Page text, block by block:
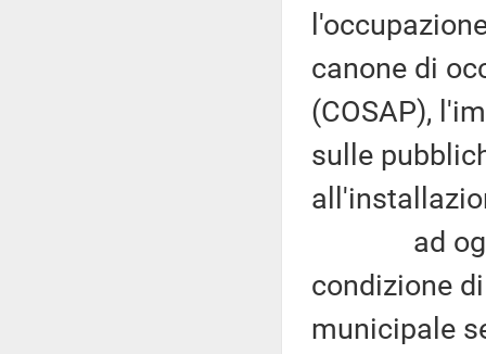
canone di
(COSAP),
sulle
ad oggi i
condizione
municipale